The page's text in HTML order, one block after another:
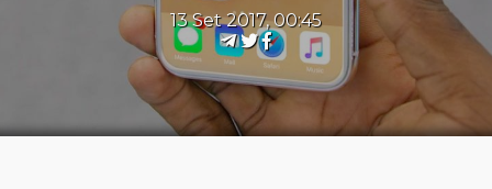
13 Set 2017, 00:45